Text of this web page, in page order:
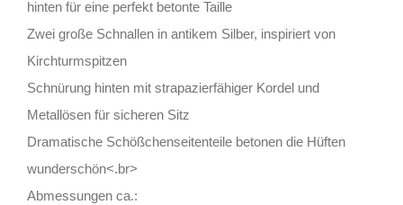
hinten für eine perfekt betonte Taille
Zwei große Schnallen in antikem Silber, inspiriert von
Kirchturmspitzen
Schnürung hinten mit strapazierfähiger Kordel und
Metallösen für sicheren Sitz
Dramatische Schößchenseitenteile betonen die Hüften
wunderschön<.br>
Abmessungen ca.: